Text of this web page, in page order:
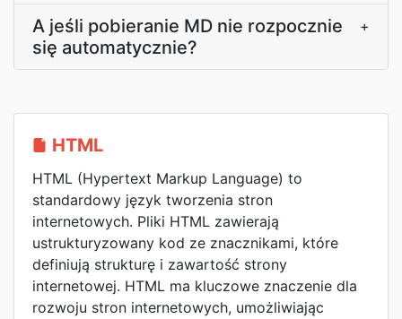
A jeśli pobieranie MD nie rozpocznie
się automatycznie?
+
HTML
HTML (Hypertext Markup Language) to
standardowy język tworzenia stron
internetowych. Pliki HTML zawierają
ustrukturyzowany kod ze znacznikami, które
definiują strukturę i zawartość strony
internetowej. HTML ma kluczowe znaczenie dla
rozwoju stron internetowych, umożliwiając